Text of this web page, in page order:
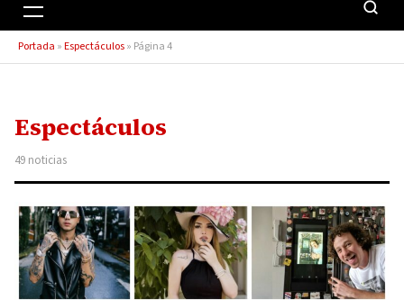
Portada »Espectáculos» Página 4
Espectáculos
49 noticias